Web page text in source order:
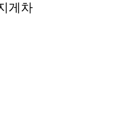
게차